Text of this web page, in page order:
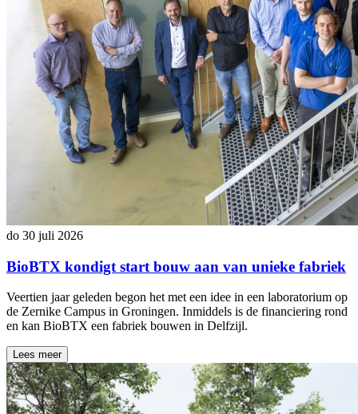
do 30 juli 2026
BioBTX kondigt start bouw aan van unieke fabriek
Veertien jaar geleden begon het met een idee in een laboratorium op
de Zernike Campus in Groningen. Inmiddels is de financiering rond
en kan BioBTX een fabriek bouwen in Delfzijl.
Lees meer